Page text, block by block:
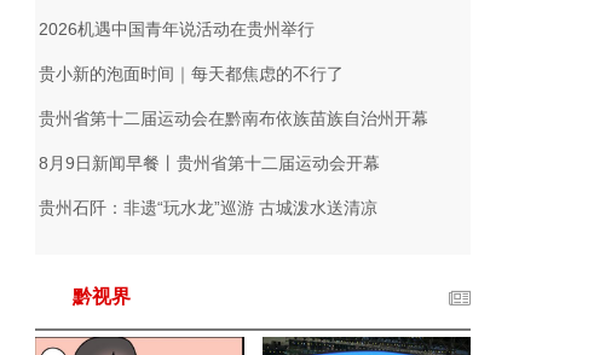
2026机遇中国青年说活动在贵州举行
贵小新的泡面时间｜每天都焦虑的不行了
贵州省第十二届运动会在黔南布依族苗族自治州开幕
8月9日新闻早餐丨贵州省第十二届运动会开幕
贵州石阡：非遗“玩水龙”巡游 古城泼水送清凉
黔视界